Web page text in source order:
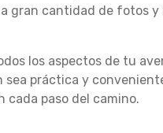
gran cantidad de fotos
los aspectos de tu
sea práctica y
cada paso del camino.